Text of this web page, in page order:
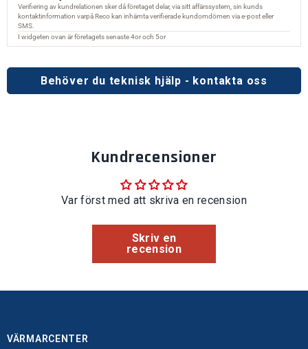
Behöver du teknisk hjälp - kontakta oss
Kundrecensioner
Var först med att skriva en recension
Skriv en
recension
VÄRMARCENTER